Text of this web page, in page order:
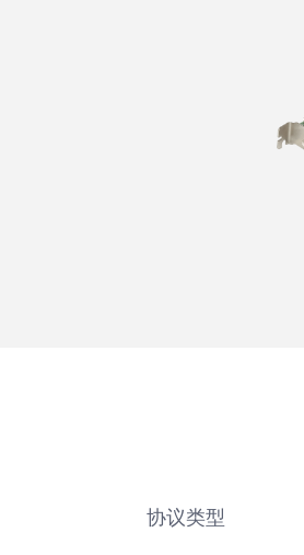
协议类型